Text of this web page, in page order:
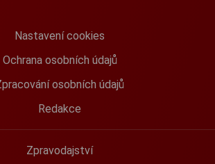
Nastavení cookies
Ochrana osobních údajů
osobních údajů
Redakce
Zpravodajství